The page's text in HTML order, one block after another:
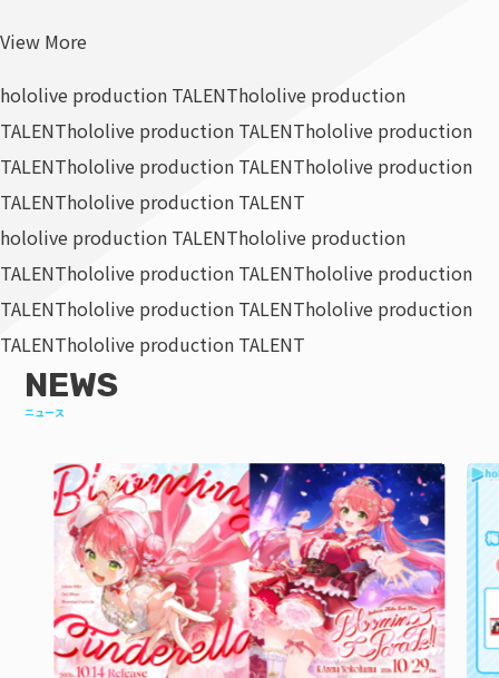
View More
hololive production TALENThololive production
TALENThololive production TALENThololive production
TALENThololive production TALENThololive production
TALENThololive production TALENT
hololive production TALENThololive production
TALENThololive production TALENThololive production
TALENThololive production TALENThololive production
TALENThololive production TALENT
NEWS
ニュース